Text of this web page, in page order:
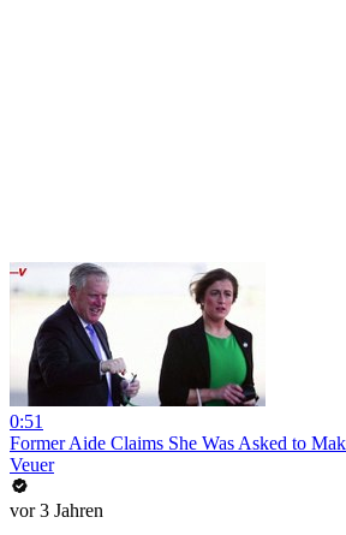
0:51
Former Aide Claims She Was Asked to
Veuer
vor 3 Jahren